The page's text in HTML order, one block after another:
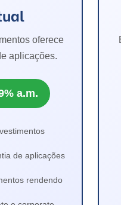
oferece
aplicações.
a.m.
de aplicações
rendendo